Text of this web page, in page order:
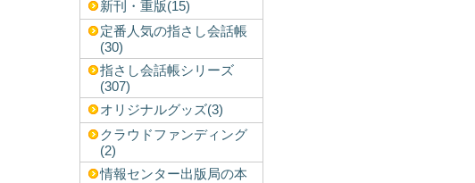
新刊・重版(15)
定番人気の指さし会話帳
(30)
指さし会話帳シリーズ
(307)
オリジナルグッズ(3)
クラウドファンディング
(2)
情報センター出版局の本